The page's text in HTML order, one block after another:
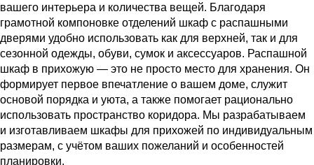
вашего интерьера и количества вещей. Благодаря
грамотной компоновке отделений шкаф с распашными
дверями удобно использовать как для верхней, так и для
сезонной одежды, обуви, сумок и аксессуаров. Распашной
шкаф в прихожую — это не просто место для хранения. Он
формирует первое впечатление о вашем доме, служит
основой порядка и уюта, а также помогает рационально
использовать пространство коридора. Мы разрабатываем
и изготавливаем шкафы для прихожей по индивидуальным
размерам, с учётом ваших пожеланий и особенностей
планировки.